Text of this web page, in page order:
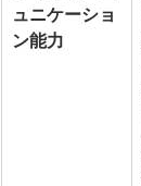
ュニケーショ
ン能力